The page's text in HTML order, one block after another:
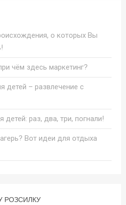
о которых Вы
чём здесь маркетинг?
детей – развлечение с
раз, два, три, погнали!
Вот идеи для отдыха
РОЗСИЛКУ